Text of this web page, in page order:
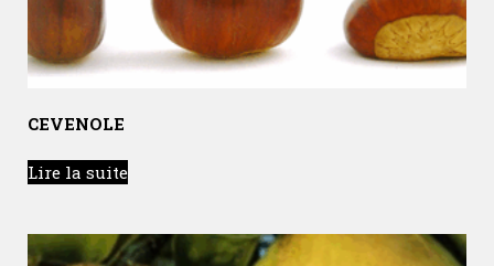
CEVENOLE
Lire la suite